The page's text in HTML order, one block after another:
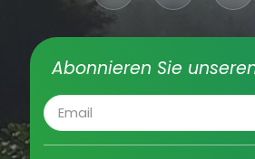
Abonnieren Sie